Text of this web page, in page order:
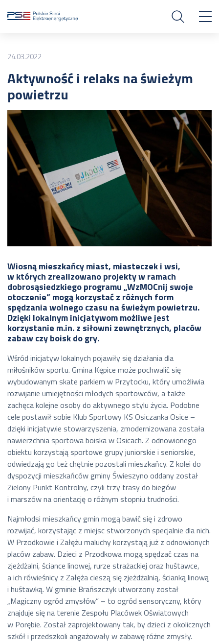
24.03.2022
Aktywność i relaks na świeżym
powietrzu
Wiosną mieszkańcy miast, miasteczek i wsi,
w których zrealizowano projekty w ramach
dobrosąsiedzkiego programu „WzMOCnij swoje
otoczenie” mogą korzystać z różnych form
spędzania wolnego czasu na świeżym powietrzu.
Dzięki lokalnym inicjatywom możliwe jest
korzystanie m.in. z siłowni zewnętrznych, placów
zabaw czy boisk do gry.
Wśród inicjatyw lokalnych pojawiły się działania dla
miłośników sportu. Gmina Kępice może pochwalić się
wybudowanym skate parkiem w Przytocku, który umożliwia
rozwijanie umiejętności młodych sportowców, a także
zachęca kolejne osoby do aktywnego stylu życia. Podobne
cele postawił sobie Klub Sportowy KS Osiczanka Osice –
dzięki inicjatywie stowarzyszenia, zmodernizowana została
nawierzchnia sportowa boiska w Osicach. Z odnowionego
obiektu korzystają sportowe grupy juniorskie i seniorskie,
odwiedzają go też chętnie pozostali mieszkańcy. Z kolei do
dyspozycji mieszkańców gminy Świeszyno oddany został
Zielony Punkt Kontrolny, czyli trzy trasy do biegów
i marszów na orientację o różnym stopniu trudności.
Najmłodsi mieszkańcy gmin mogą bawić się i zdrowo
rozwijać, korzystając z miejsc stworzonych specjalnie dla nich.
W Przodkowie i Załężu maluchy korzystają już z odnowionych
placów zabaw. Dzieci z Przodkowa mogą spędzać czas na
zjeżdżalni, ściance linowej, rurze strażackiej oraz huśtawce,
a ich rówieśnicy z Załęża cieszą się zjeżdżalnią, ścianką linową
i huśtawką. W gminie Brańszczyk utworzony został
„Magiczny ogród zmysłów” – to ogród sensoryczny, który
znajduje się na terenie Zespołu Placówek Oświatowych
w Porębie. Został zaprojektowany tak, by dzieci z okolicznych
szkół i przedszkoli angażowały w zabawę różne zmysły.